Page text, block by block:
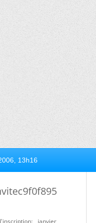
13h16
janvier